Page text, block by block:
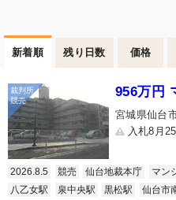
新着順 残り日数 価格
956万円
宮城県仙台
入札8月
2026.8.5 競売 仙台地裁本庁 マン
八乙女駅
泉中央駅 黒松駅 仙台市